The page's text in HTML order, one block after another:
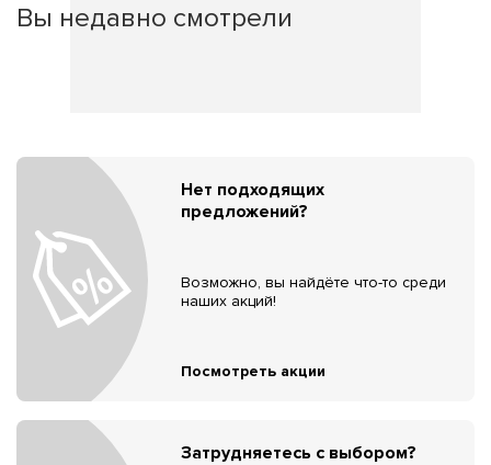
Вы недавно смотрели
Нет подходящих
предложений?
Возможно, вы найдёте что-то среди
наших акций!
Посмотреть акции
Затрудняетесь с выбором?